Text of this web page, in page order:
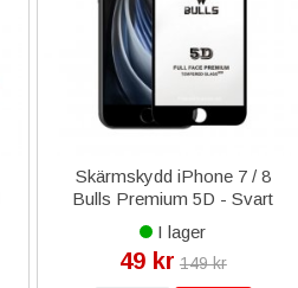
Skärmskydd iPhone 7 / 8
Bulls Premium 5D - Svart
I lager
49 kr 149 kr